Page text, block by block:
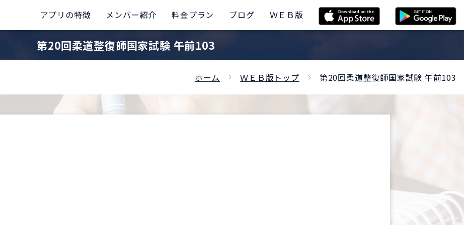
アプリの特徴 メンバー紹介 料金プラン ブログ ＷＥＢ版
第20回柔道整復師国家試験 午前103
ホーム ＷＥＢ版トップ 第20回柔道整復師国家試験 午前103